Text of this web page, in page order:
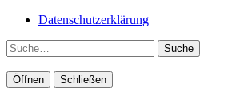
Datenschutzerklärung
Suche
Öffnen Schließen